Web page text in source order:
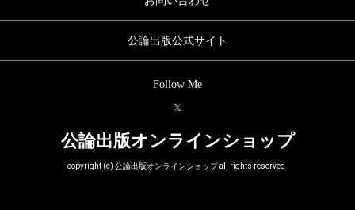
公論出版公式サイト
Follow Me
公論出版オンラインショップ
copyright (c) 公論出版オンラインショップ all rights reserved.